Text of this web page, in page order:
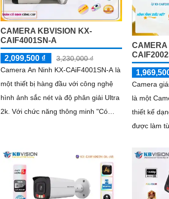
hiệu quả
CAMERA KBVISION KX-
CAIF4001SN-A
2,099,500 ₫
3,230,000 ₫
Camera An Ninh KX-CAiF4001SN-A là
một thiết bị hàng đầu với công nghệ
hình ảnh sắc nét và độ phân giải Ultra
2k. Với chức năng thông minh "Có
kiện thiếu ánh sáng
CAMERA
Camera
là một
thiết kế
được làm
trọng và